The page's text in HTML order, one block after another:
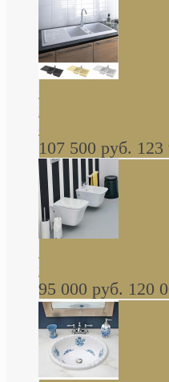
керамическая
серая, черная,
107 500 руб. 123
навесное
95 000 руб. 120